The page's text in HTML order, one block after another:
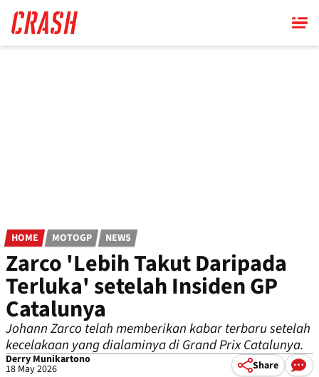
main
content
HOME MOTOGP NEWS
Zarco 'Lebih Takut Daripada
Terluka' setelah Insiden GP
Catalunya
Johann Zarco telah memberikan kabar terbaru setelah
kecelakaan yang dialaminya di Grand Prix Catalunya.
Derry Munikartono
18 May 2026 Share